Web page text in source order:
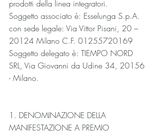
prodotti della linea integratori.
Soggetto associato è: Esselunga S.p.A.
con sede legale: Via Vittor Pisani, 20 –
20124 Milano C.F. 01255720169
Soggetto delegato è: TIEMPO NORD
SRL, Via Giovanni da Udine 34, 20156
- Milano.
1. DENOMINAZIONE DELLA
MANIFESTAZIONE A PREMIO